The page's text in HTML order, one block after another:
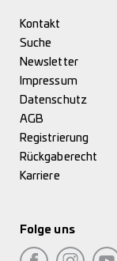
Kontakt
Suche
Newsletter
Impressum
Datenschutz
AGB
Registrierung
Rückgaberecht
Karriere
Folge uns